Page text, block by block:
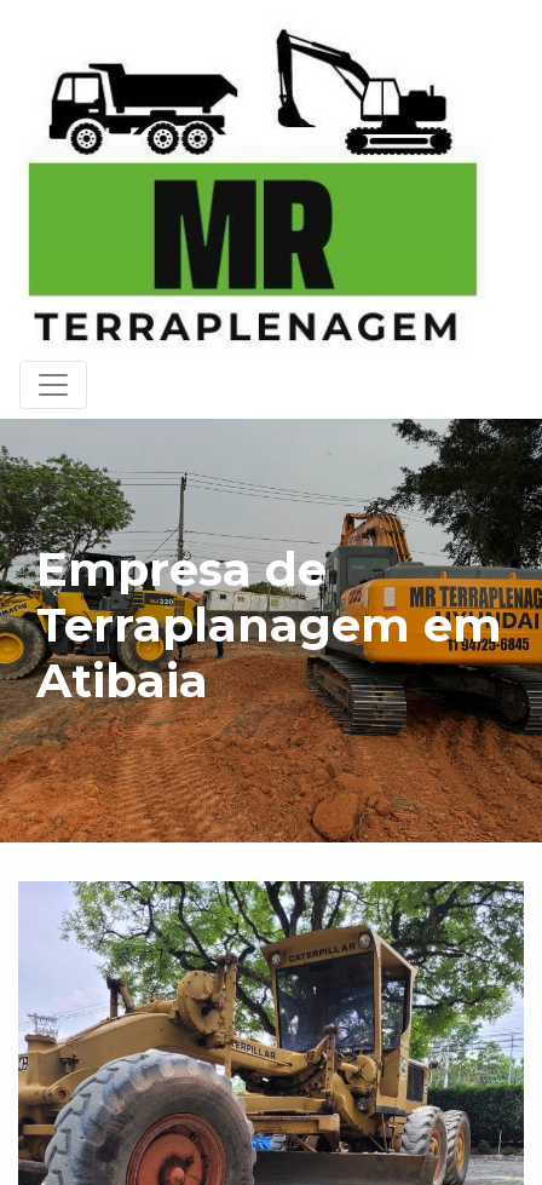
Empresa de
Terraplanagem em
Atibaia